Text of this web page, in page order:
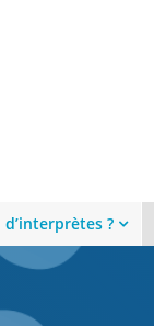
d’interprètes ?